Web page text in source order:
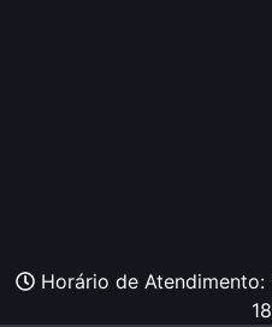
Horário de Atendimento: